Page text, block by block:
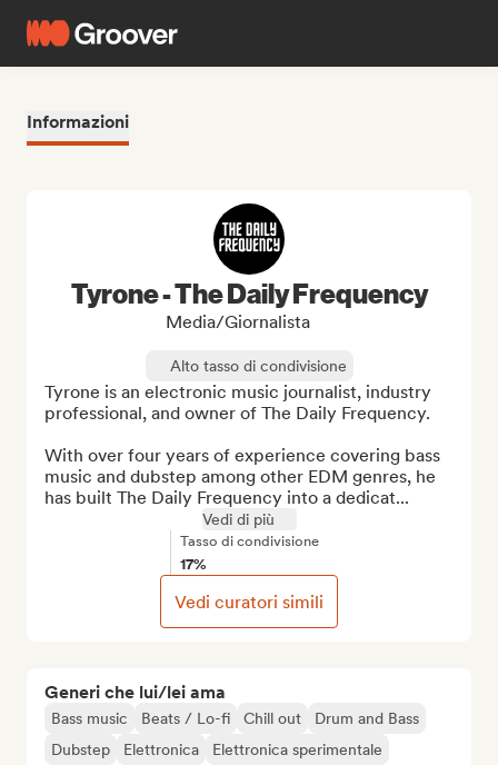
Informazioni
Generi che lui/lei ama
Bass music Beats / Lo-fi Chill out
Drum and Bass
Dubstep
Elettronica
Elettronica sperimentale
Tyrone - The Daily Frequency
Media/Giornalista
Alto tasso di condivisione
Tyrone is an electronic music journalist, industry
professional, and owner of The Daily Frequency.
With over four years of experience covering bass
music and dubstep among other EDM genres, he
has built The Daily Frequency into a dedicat...
Vedi di più
Tasso di condivisione
17%
Vedi curatori simili